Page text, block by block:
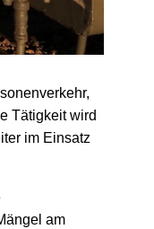
Tätigkeit wird
im Einsatz
am